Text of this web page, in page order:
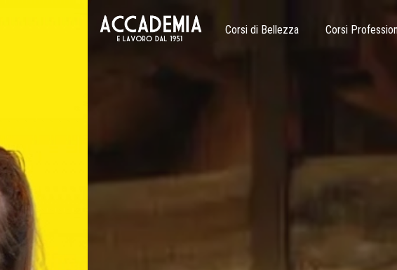
Corsi di Bellezza Corsi